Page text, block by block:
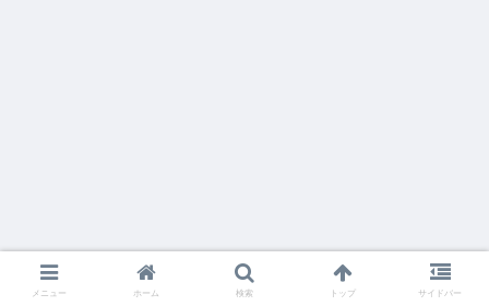
メニュー ホーム 検索 トップ サイドバー